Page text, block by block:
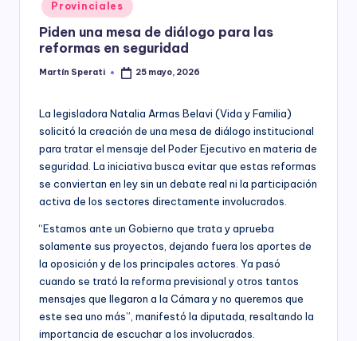
y
in
Provinciales
Piden una mesa de diálogo para las
reformas en seguridad
Posted
Martín Sperati 25 mayo, 2026
La legisladora Natalia Armas Belavi (Vida y Familia)
solicitó la creación de una mesa de diálogo institucional
para tratar el mensaje del Poder Ejecutivo en materia de
seguridad. La iniciativa busca evitar que estas reformas
se conviertan en ley sin un debate real ni la participación
activa de los sectores directamente involucrados.
​“Estamos ante un Gobierno que trata y aprueba
solamente sus proyectos, dejando fuera los aportes de
la oposición y de los principales actores. Ya pasó
cuando se trató la reforma previsional y otros tantos
mensajes que llegaron a la Cámara y no queremos que
este sea uno más”, manifestó la diputada, resaltando la
importancia de escuchar a los involucrados.